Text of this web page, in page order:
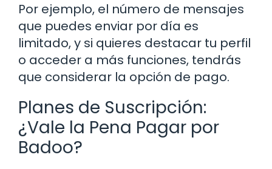
Por ejemplo, el número de mensajes
que puedes enviar por día es
limitado, y si quieres destacar tu perfil
o acceder a más funciones, tendrás
que considerar la opción de pago.
Planes de Suscripción:
¿Vale la Pena Pagar por
Badoo?